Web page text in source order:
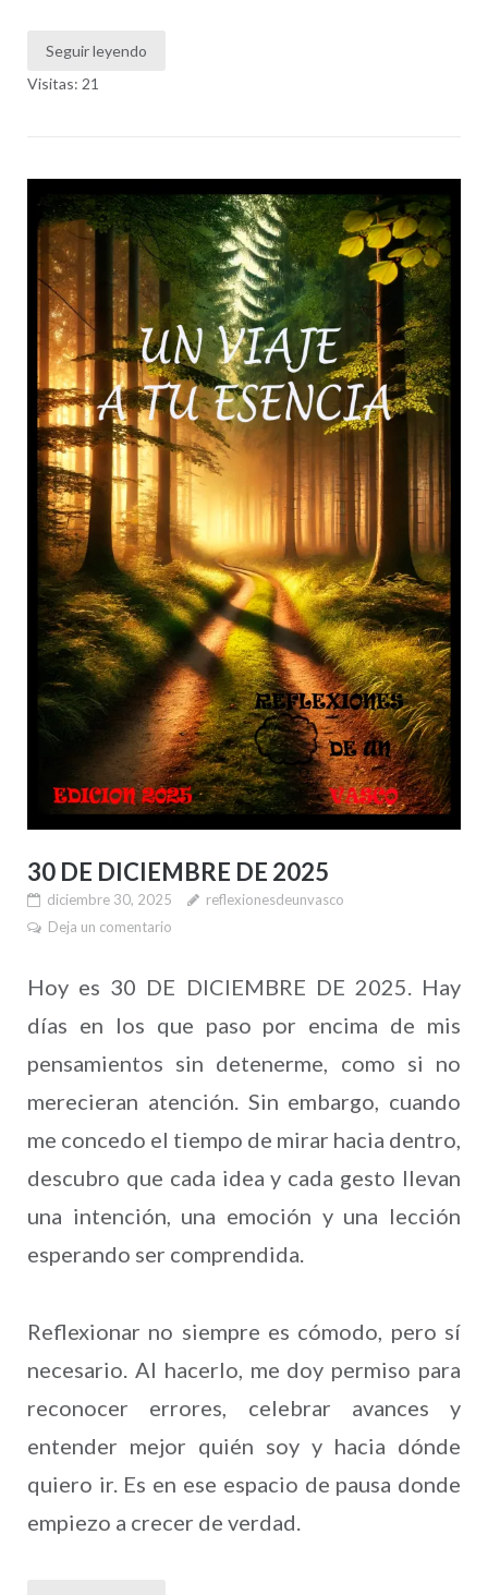
Seguir leyendo
Visitas: 21
30 DE DICIEMBRE DE 2025
diciembre 30, 2025
reflexionesdeunvasco
Deja un comentario
Hoy es 30 DE DICIEMBRE DE 2025. Hay
días en los que paso por encima de mis
pensamientos sin detenerme, como si no
merecieran atención. Sin embargo, cuando
me concedo el tiempo de mirar hacia dentro,
descubro que cada idea y cada gesto llevan
una intención, una emoción y una lección
esperando ser comprendida.
Reflexionar no siempre es cómodo, pero sí
necesario. Al hacerlo, me doy permiso para
reconocer errores, celebrar avances y
entender mejor quién soy y hacia dónde
quiero ir. Es en ese espacio de pausa donde
empiezo a crecer de verdad.